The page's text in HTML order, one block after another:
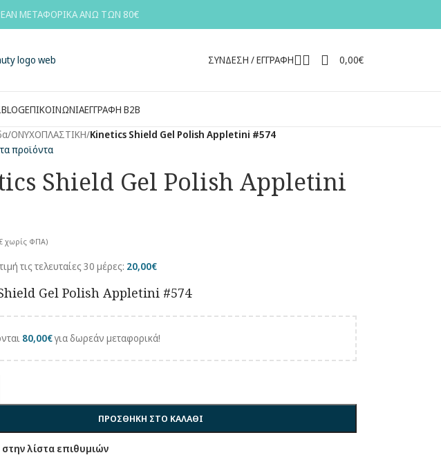
ΜΕΤΑΦΟΡΙΚΑ ΑΝΩ ΤΩΝ 80€
ΣΎΝΔΕΣΗ / ΕΓΓΡΑΦΉ 0,00€
BLOGΕΠΙΚΟΙΝΩΝΙΑΕΓΓΡΑΦΉ Β2Β
/ΟΝΥΧΟΠΛΑΣΤΙΚΗ/Kinetics Shield Gel Polish Appletini #574
προϊόντα
Shield Gel Polish Appletini
χωρίς ΦΠΑ)
τις τελευταίες 30 μέρες: 20,00€
Gel Polish Appletini #574
80,00€για δωρεάν μεταφορικά!
ΠΡΟΣΘΉΚΗ ΣΤΟ ΚΑΛΆΘΙ
λίστα επιθυμιών